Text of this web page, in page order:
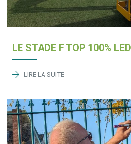
LE STADE F TOP 100% LED
LIRE LA SUITE